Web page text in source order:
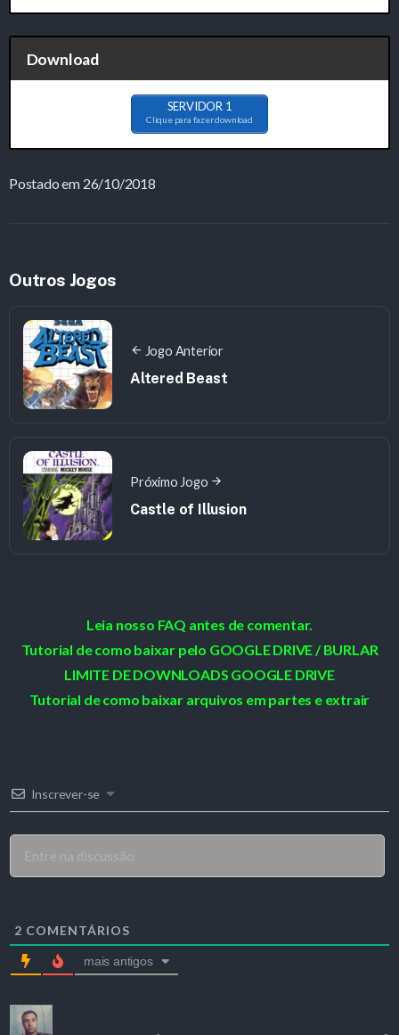
Download
SERVIDOR 1
Clique para fazer download
Postado em 26/10/2018
Outros Jogos
Jogo Anterior
Altered Beast
Próximo Jogo
Castle of Illusion
Leia nosso FAQ antes de comentar.
Tutorial de como baixar pelo GOOGLE DRIVE / BURLAR
LIMITE DE DOWNLOADS GOOGLE DRIVE
Tutorial de como baixar arquivos em partes e extrair
Inscrever-se
2 COMENTÁRIOS
mais antigos